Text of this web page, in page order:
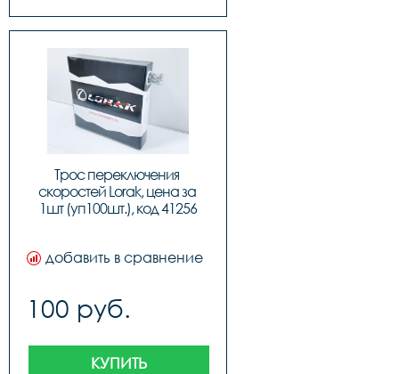
Трос переключения
скоростей Lorak, цена за
1шт (уп100шт.), код 41256
добавить в сравнение
100 руб.
КУПИТЬ